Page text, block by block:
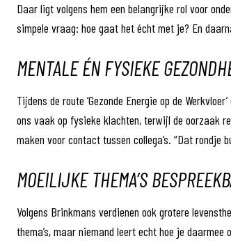
Daar ligt volgens hem een belangrijke rol voor
simpele vraag: hoe gaat het écht met je? En
MENTALE ÉN FYSIEKE
Tijdens de route ‘Gezonde Energie op de
ons vaak op fysieke klachten, terwijl de oorzaak
maken voor contact tussen collega’s. “Dat rondje
MOEILIJKE THEMA’S
Volgens Brinkmans verdienen ook grotere
thema’s, maar niemand leert echt hoe je